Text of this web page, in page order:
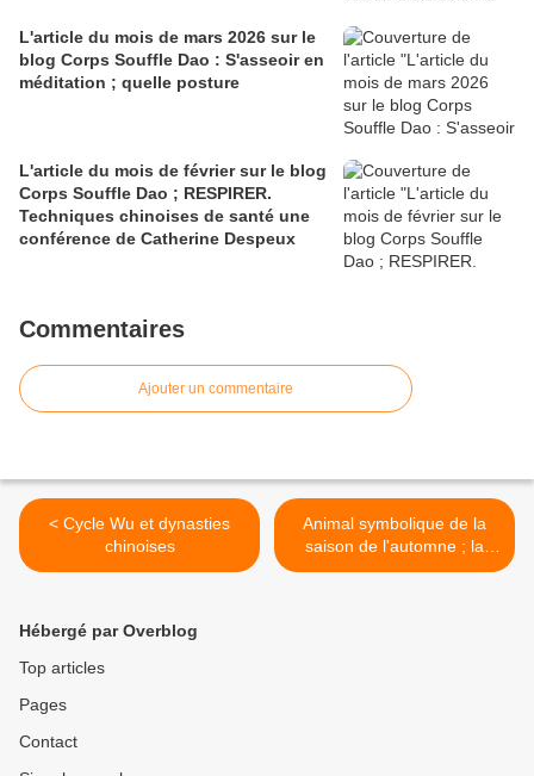
L'article du mois de mars 2026 sur le
blog Corps Souffle Dao : S'asseoir en
méditation ; quelle posture
L'article du mois de février sur le blog
Corps Souffle Dao ; RESPIRER.
Techniques chinoises de santé une
conférence de Catherine Despeux
Commentaires
Ajouter un commentaire
< Cycle Wu et dynasties
chinoises
Animal symbolique de la
saison de l'automne ; la
grue blanche >
Hébergé par Overblog
Top articles
Pages
Contact